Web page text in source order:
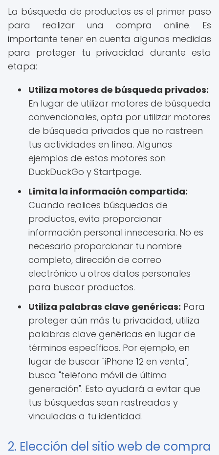
La búsqueda de productos es el primer paso
para realizar una compra online. Es
importante tener en cuenta algunas medidas
para proteger tu privacidad durante esta
etapa:
Utiliza motores de búsqueda privados:
En lugar de utilizar motores de búsqueda
convencionales, opta por utilizar motores
de búsqueda privados que no rastreen
tus actividades en línea. Algunos
ejemplos de estos motores son
DuckDuckGo y Startpage.
Limita la información compartida:
Cuando realices búsquedas de
productos, evita proporcionar
información personal innecesaria. No es
necesario proporcionar tu nombre
completo, dirección de correo
electrónico u otros datos personales
para buscar productos.
Utiliza palabras clave genéricas: Para
proteger aún más tu privacidad, utiliza
palabras clave genéricas en lugar de
términos específicos. Por ejemplo, en
lugar de buscar "iPhone 12 en venta",
busca "teléfono móvil de última
generación". Esto ayudará a evitar que
tus búsquedas sean rastreadas y
vinculadas a tu identidad.
2. Elección del sitio web de compra